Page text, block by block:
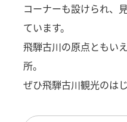
コーナーも設けられ、
ています。
飛騨古川の原点ともい
所。
ぜひ飛騨古川観光のは